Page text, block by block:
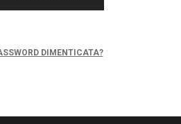
DIMENTICATA?